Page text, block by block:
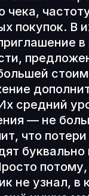
чека,
покупок. В
средний
— не
что потери
потому,
не узнал, в